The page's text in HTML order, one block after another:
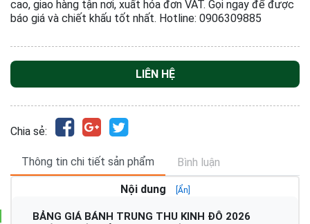
cao, giao hàng tận nơi, xuất hóa đơn VAT. Gọi ngay để được
báo giá và chiết khấu tốt nhất. Hotline: 0906309885
LIÊN HỆ
Chia sẻ:
Thông tin chi tiết sản phẩm Bình luận
Nội dung [Ẩn]
BẢNG GIÁ BÁNH TRUNG THU KINH ĐÔ 2026